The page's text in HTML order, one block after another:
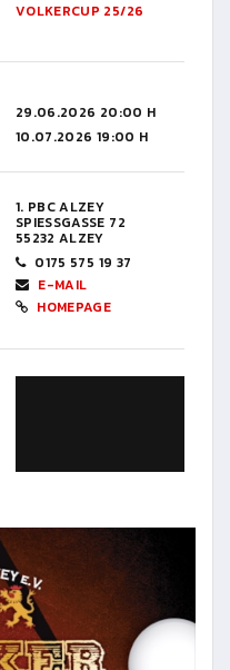
VOLKERCUP 25/26
29.06.2026 20:00 H
10.07.2026 19:00 H
1. PBC ALZEY
SPIESSGASSE 72
55232 ALZEY
0175 575 19 37
E-MAIL
HOMEPAGE